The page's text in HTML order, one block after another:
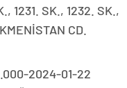
1231. SK., 1232. SK.,
CD.
2024-01-22